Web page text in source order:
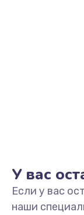
Замена
У вас
Если у вас
наши